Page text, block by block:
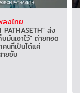
ลงไทย
PATHASETH" ส่ง
บมันเอาไว้" ถ่ายทอด
คนที่เป็นได้แค่
ายซับ